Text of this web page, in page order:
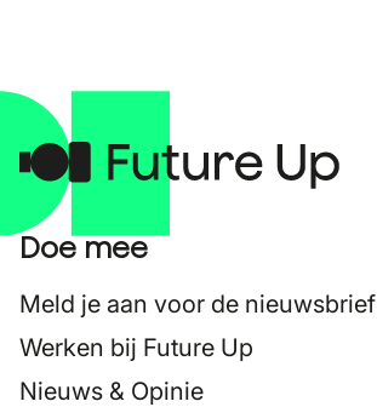
Doe mee
Meld je aan voor de nieuwsbrief
Werken bij Future Up
Nieuws & Opinie